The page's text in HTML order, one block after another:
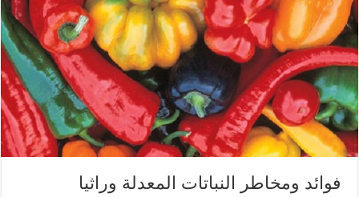
فوائد ومخاطر النباتات المعدلة وراثيا